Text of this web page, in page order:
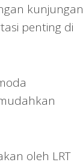
kunjungan
penting di
oleh LRT